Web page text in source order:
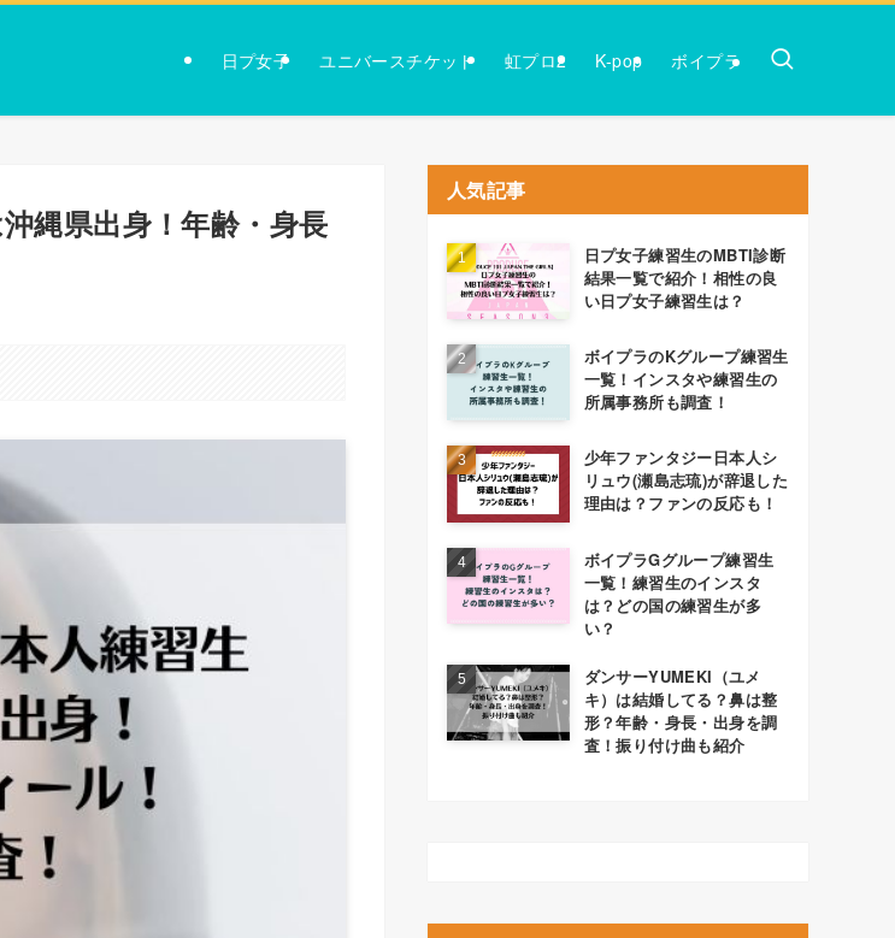
日プ女子 ユニバースチケット 虹プロ2 K-pop ボイプラ
縄県出身！年齢・身長
人気記事
日プ女子練習生のMBTI診断
結果一覧で紹介！相性の良
い日プ女子練習生は？
ボイプラのKグループ練習生
一覧！インスタや練習生の
所属事務所も調査！
少年ファンタジー日本人シ
リュウ(瀬島志琉)が辞退した
理由は？ファンの反応も！
ボイプラGグループ練習生
一覧！練習生のインスタ
は？どの国の練習生が多
い？
ダンサーYUMEKI（ユメ
キ）は結婚してる？鼻は整
形？年齢・身長・出身を調
査！振り付け曲も紹介